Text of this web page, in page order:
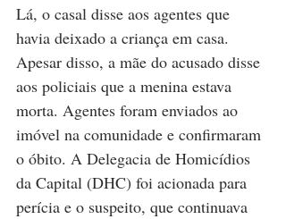
Lá, o casal disse aos agentes que
havia deixado a criança em casa.
Apesar disso, a mãe do acusado disse
aos policiais que a menina estava
morta. Agentes foram enviados ao
imóvel na comunidade e confirmaram
o óbito. A Delegacia de Homicídios
da Capital (DHC) foi acionada para
perícia e o suspeito, que continuava